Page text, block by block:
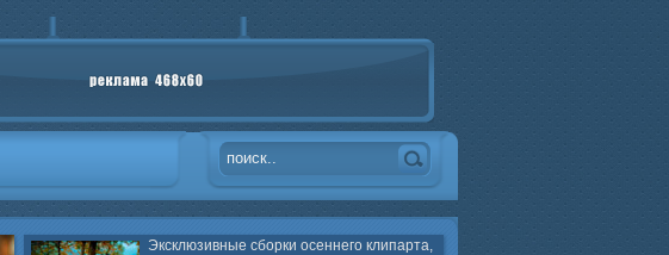
Эксклюзивные сборки осеннего клипарта,